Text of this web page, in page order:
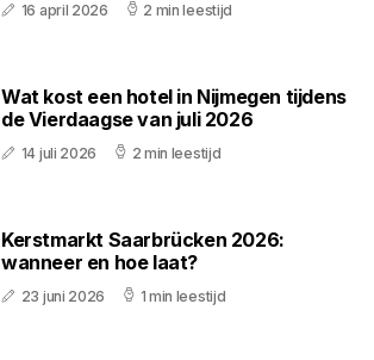
16 april 2026 2 min leestijd
Wat kost een hotel in Nijmegen tijdens
de Vierdaagse van juli 2026
14 juli 2026 2 min leestijd
Kerstmarkt Saarbrücken 2026:
wanneer en hoe laat?
23 juni 2026 1 min leestijd